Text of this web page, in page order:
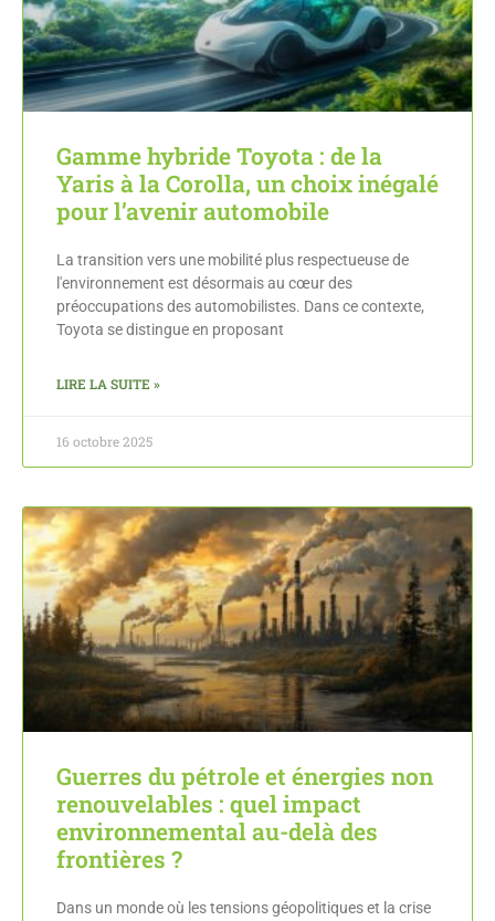
Gamme hybride Toyota : de la
Yaris à la Corolla, un choix inégalé
pour l’avenir automobile
La transition vers une mobilité plus respectueuse de
l'environnement est désormais au cœur des
préoccupations des automobilistes. Dans ce contexte,
Toyota se distingue en proposant
LIRE LA SUITE »
16 octobre 2025
Guerres du pétrole et énergies non
renouvelables : quel impact
environnemental au-delà des
frontières ?
Dans un monde où les tensions géopolitiques et la crise